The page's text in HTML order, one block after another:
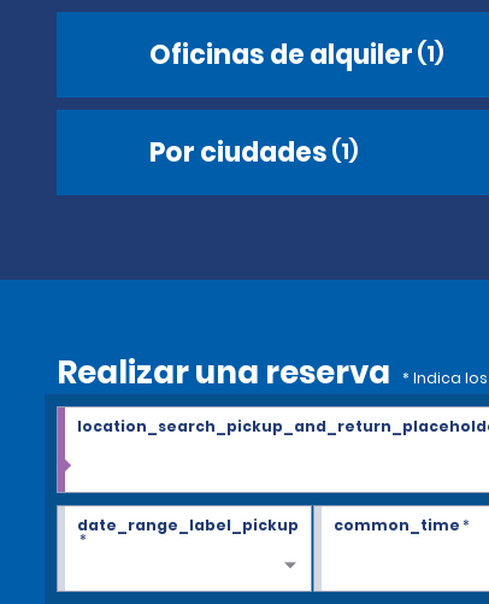
Oficinas de alquiler (1)
Por ciudades (1)
Realizar una reserva * Indica
date_range_label_pickup
*
common_time*